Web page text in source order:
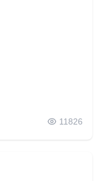
11826